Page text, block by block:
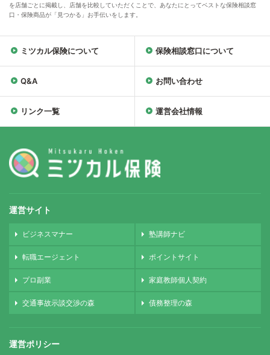
を店舗ごとに掲載し、店舗を比較していただくことで、あなたにとってベストな保険相談窓
口・保険商品が「見つかる」お手伝いをします。
ミツカル保険について 保険相談窓口について
Q&A お問い合わせ
リンク一覧 運営会社情報
運営サイト
ビジネスマナー 塾講師ナビ
転職エージェント ポイントサイト
プロ副業 家庭教師個人契約
交通事故示談交渉の森 債務整理の森
運営ポリシー